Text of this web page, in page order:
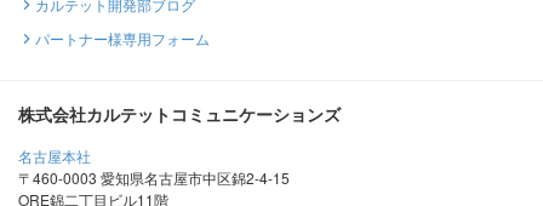
パートナー様専用フォーム
株式会社カルテットコミュニケーションズ
名古屋本社
〒460-0003 愛知県名古屋市中区錦2-4-15
ORE錦二丁目ビル11階